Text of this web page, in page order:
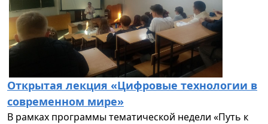
Открытая лекция «Цифровые технологии в
современном мире»
В рамках программы тематической недели «Путь к